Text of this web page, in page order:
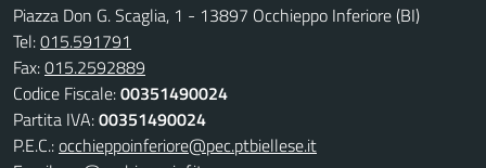
Piazza Don G. Scaglia, 1 - 13897 Occhieppo Inferiore (BI)
Tel:015.591791
Fax:015.2592889
Codice Fiscale:00351490024
Partita IVA:00351490024
P.E.C.:occhieppoinferiore@pec.ptbiellese.it